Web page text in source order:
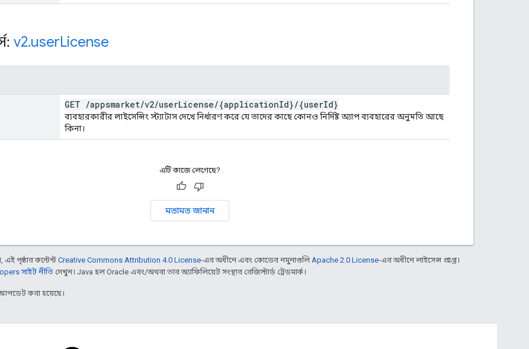
v2.userLicense
GET /appsmarket/v2/userLicense/{applicationId}/{userId}
ব্যবহারকারীর লাইসেন্সিং স্ট্যাটাস দেখে নির্ধারণ করে যে তাদের কাছে কোনও নির্দিষ্ট অ্যাপ ব্যবহারের অনুমতি আছে
কিনা।
এটি কাজে লেগেছে?
মতামত জানান
এই পৃষ্ঠার কন্টেন্টCreative Commons Attribution 4.0 License-এর অধীনে এবং কোডের নমুনাগুলি Apache 2.0 License-এর অধীনে লাইসেন্স প্রাপ্ত।
সাইট নীতি দেখুন। Java হল Oracle এবং/অথবা তার অ্যাফিলিয়েট সংস্থার রেজিস্টার্ড ট্রেডমার্ক।
আপডেট করা হয়েছে।